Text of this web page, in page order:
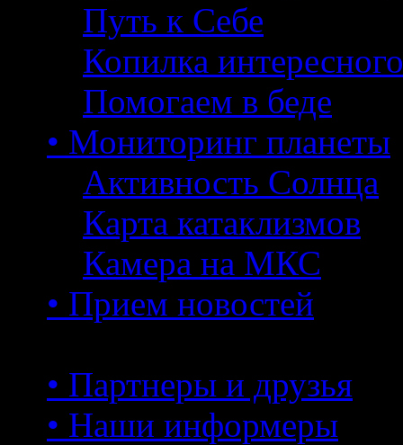
Путь к Себе
Копилка интересного
Помогаем в беде
• Мониторинг планеты
Активность Солнца
Карта катаклизмов
Камера на МКС
• Прием новостей
• Партнеры и друзья
• Наши информеры